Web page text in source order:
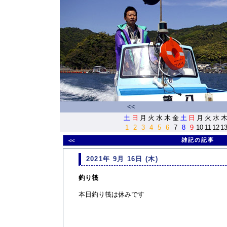
<<
土 日 月 火 水 木 金 土 日 月 火 水 木
1
2 3 4 5 6 7 8 9 10 11 12 13
<< 雑記の記事
2021年 9月 16日 (木)
釣り筏
本日釣り筏は休みです